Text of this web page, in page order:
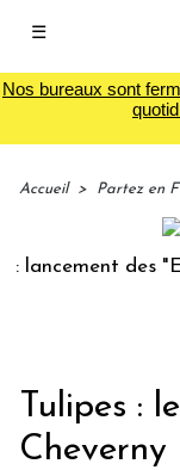
☰
Nos bureaux sont
Accueil > Partez en
des "Escales
Tulipes :
Cheverny